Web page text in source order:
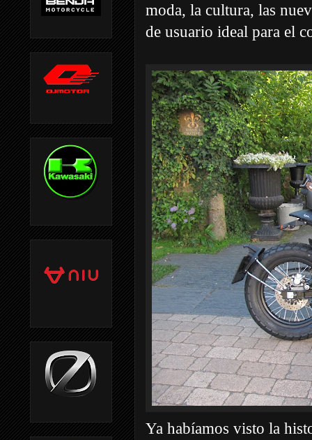
moda, la cultura, las
de usuario ideal para el
Ya habíamos visto la